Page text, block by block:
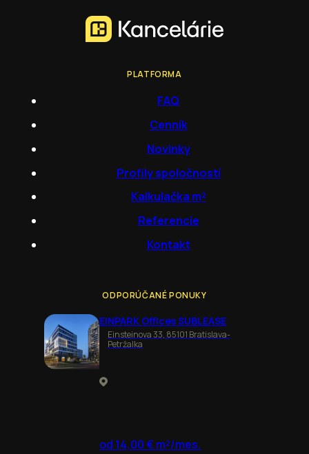
PLATFORMA
FAQ
Cenník
Novinky
Profily spoločností
Kalkulačka m²
Referencie
Kontakt
ODPORÚČANÉ PONUKY
EINPARK Offices SUBLEASE
Einsteinova 33, 85101 Bratislava-
Petržalka
od 14,00 € m²/mes.